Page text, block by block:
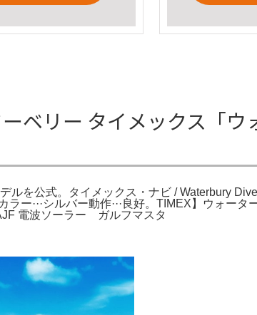
リー タイメックス「ウ
ルを公式。タイメックス・ナビ / Waterbury
ー···シルバー動作···良好。TIMEX】ウォー
電波ソーラー ガルフマスタ